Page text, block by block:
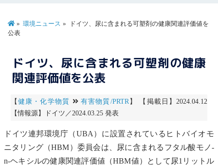
環境ニュース
ドイツ、尿に含まれる可塑剤の健康関連評価値を
公表
ドイツ、尿に含まれる可塑剤の健康
関連評価値を公表
【 健康・化学物質 有害物質/PRTR 】 【掲載日】2024.04.12
【情報源】ドイツ／2024.03.25 発表
ドイツ連邦環境庁（UBA）に設置されているヒトバイオモ
ニタリング（HBM）委員会は、尿に含まれるフタル酸モノ-
n-ヘキシルの健康関連評価値（HBM値）として尿1リットル